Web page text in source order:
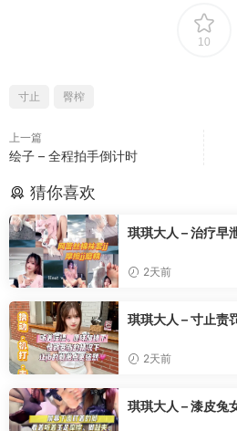
10
寸止 臀榨
上一篇
绘子 – 全程拍手倒计时
猜你喜欢
琪琪大人 – 治疗早
2天前
琪琪大人 – 寸止责
2天前
琪琪大人 – 漆皮兔